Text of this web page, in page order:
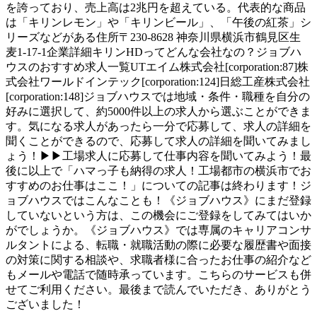
を誇っており、売上高は2兆円を超えている。代表的な商品
は「キリンレモン」や「キリンビール」、「午後の紅茶」シ
リーズなどがある住所〒230-8628 神奈川県横浜市鶴見区生
麦1-17-1企業詳細キリンHDってどんな会社なの？ジョブハ
ウスのおすすめ求人一覧UTエイム株式会社[corporation:87]株
式会社ワールドインテック[corporation:124]日総工産株式会社
[corporation:148]ジョブハウスでは地域・条件・職種を自分の
好みに選択して、約5000件以上の求人から選ぶことができま
す。気になる求人があったら一分で応募して、求人の詳細を
聞くことができるので、応募して求人の詳細を聞いてみまし
ょう！▶▶工場求人に応募して仕事内容を聞いてみよう！最
後に以上で「ハマっ子も納得の求人！工場都市の横浜市でお
すすめのお仕事はここ！」についての記事は終わります！ジ
ョブハウスではこんなことも！《ジョブハウス》にまだ登録
していないという方は、この機会にご登録をしてみてはいか
がでしょうか。《ジョブハウス》では専属のキャリアコンサ
ルタントによる、転職・就職活動の際に必要な履歴書や面接
の対策に関する相談や、求職者様に合ったお仕事の紹介など
もメールや電話で随時承っています。こちらのサービスも併
せてご利用ください。最後まで読んでいただき、ありがとう
ございました！